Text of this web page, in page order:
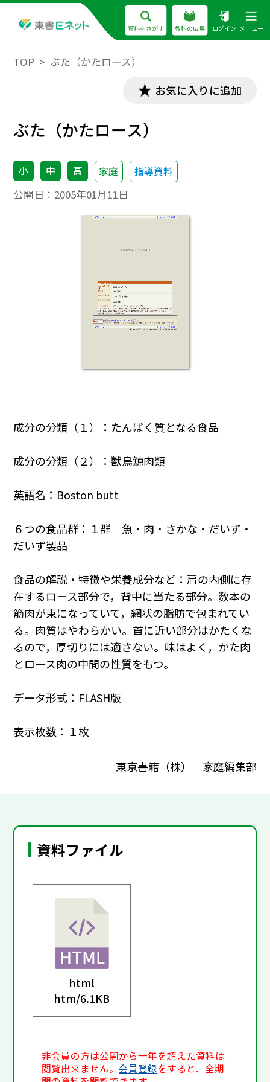
資料をさがす 教科の広場 ログイン メニュー
TOP ぶた（かたロース）
お気に入りに追加
ぶた（かたロース）
小 中 高 家庭 指導資料
公開日： 2005年01月11日
成分の分類（１）：たんぱく質となる食品
成分の分類（２）：獣鳥鯨肉類
英語名：Boston butt
６つの食品群：１群 魚・肉・さかな・だいず・
だいず製品
食品の解説・特徴や栄養成分など：肩の内側に存
在するロース部分で，背中に当たる部分。数本の
筋肉が束になっていて，網状の脂肪で包まれてい
る。肉質はやわらかい。首に近い部分はかたくな
るので，厚切りには適さない。味はよく，かた肉
とロース肉の中間の性質をもつ。
データ形式：FLASH版
表示枚数：１枚
東京書籍（株） 家庭編集部
資料ファイル
html
htm/6.1KB
非会員の方は公開から一年を超えた資料は
閲覧出来ません。会員登録をすると、全期